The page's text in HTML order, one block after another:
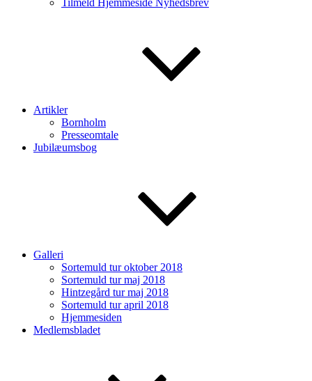
Tilmeld Hjemmeside Nyhedsbrev
Artikler
Bornholm
Presseomtale
Jubilæumsbog
Galleri
Sortemuld tur oktober 2018
Sortemuld tur maj 2018
Hintzegård tur maj 2018
Sortemuld tur april 2018
Hjemmesiden
Medlemsbladet